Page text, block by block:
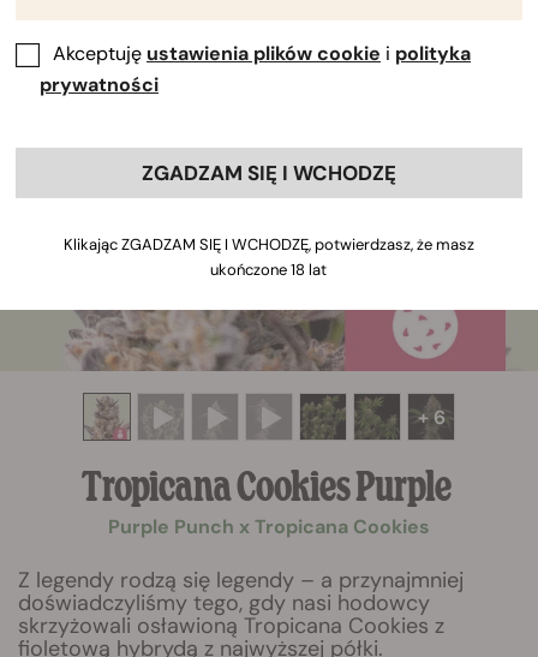
+ 6
Tropicana Cookies Purple
Purple Punch x Tropicana Cookies
Z legendy rodzą się legendy – a przynajmniej
doświadczyliśmy tego, gdy nasi hodowcy
skrzyżowali osławioną Tropicana Cookies z
fioletową hybrydą z najwyższej półki.
Akceptuję ustawienia plików cookie i polityka
prywatności
ZGADZAM SIĘ I WCHODZĘ
Klikając ZGADZAM SIĘ I WCHODZĘ, potwierdzasz, że masz
ukończone 18 lat